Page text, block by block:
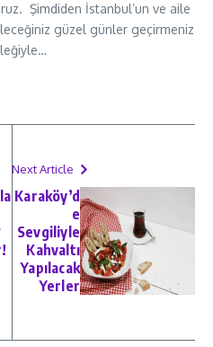
Şimdiden İstanbul’un ve aile
güzel günler geçirmeniz
Next Article
Karaköy’d
e
Sevgiliyle
Kahvaltı
Yapılacak
Yerler